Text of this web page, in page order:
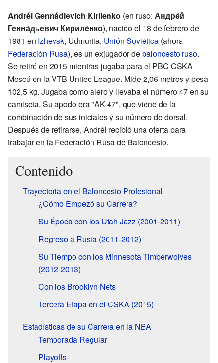
Andréi Gennádievich Kirilenko (en ruso: Андре́й
Генна́дьевич Кириле́нко), nacido el 18 de febrero de
1981 en Izhevsk, Udmurtia, Unión Soviética (ahora
Federación Rusa), es un exjugador debaloncesto ruso.
Se retiró en 2015 mientras jugaba para el PBC CSKA
Moscú en la VTB United League. Mide 2,06 metros y pesa
102,5 kg. Jugaba como alero y llevaba el número 47 en su
camiseta. Su apodo era "AK-47", que viene de la
combinación de sus iniciales y su número de dorsal.
Después de retirarse, Andréi recibió una oferta para
trabajar en la Federación Rusa de Baloncesto.
Contenido
Trayectoria en el Baloncesto Profesional
¿Cómo Empezó su Carrera?
Su Época con los Utah Jazz (2001-2011)
Regreso a Rusia (2011-2012)
Su Tiempo con los Minnesota Timberwolves
(2012-2013)
Con los Brooklyn Nets
Tercera Etapa en el CSKA (2015)
Estadísticas de su Carrera en la NBA
Temporada Regular
Playoffs